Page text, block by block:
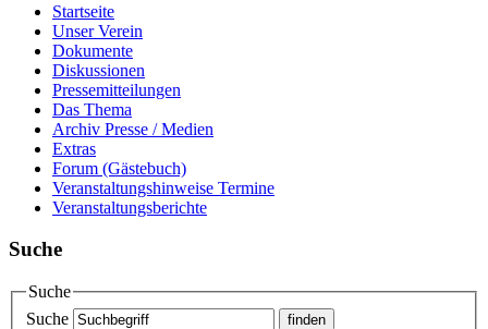
Startseite
Unser Verein
Dokumente
Diskussionen
Pressemitteilungen
Das Thema
Archiv Presse / Medien
Extras
Forum (Gästebuch)
Veranstaltungshinweise Termine
Veranstaltungsberichte
Suche
Suche
Suche